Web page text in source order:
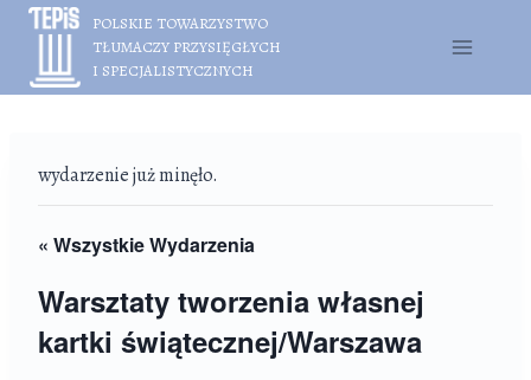
Przejdź
treści
POLSKIE TOWARZYSTWO
TŁUMACZY PRZYSIĘGŁYCH
I SPECJALISTYCZNYCH
wydarzenie już minęło.
« Wszystkie Wydarzenia
Warsztaty tworzenia własnej
kartki świątecznej/Warszawa